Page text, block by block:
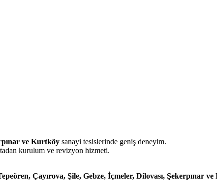
ve Kurtköy sanayi tesislerinde geniş deneyim.
kurulum ve revizyon hizmeti.
Çayırova, Şile, Gebze, İçmeler, Dilovası, Şekerpınar